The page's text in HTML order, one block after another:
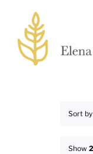
content
Sort by
Show